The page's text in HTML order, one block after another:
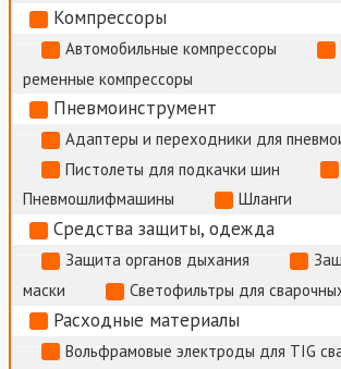
Компрессоры
Автомобильные компрессоры
ременные компрессоры
Пневмоинструмент
Адаптеры и переходники для
Пистолеты для подкачки шин
Пневмошлифмашины
Шланги
Средства защиты, одежда
Защита органов дыхания
маски
Светофильтры для
Расходные материалы
Вольфрамовые электроды для TIG